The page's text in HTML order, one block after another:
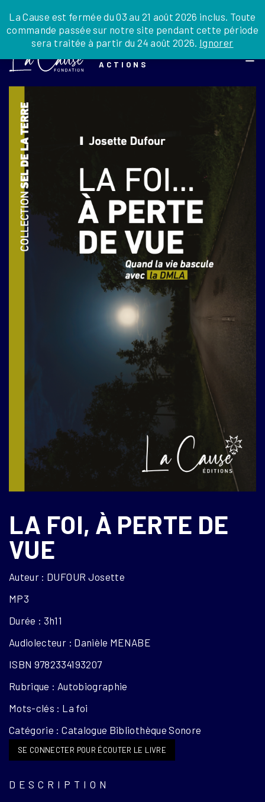
La Cause est fermée du 03 au 21 août 2026 inclus. Toute
commande passée sur notre site pendant cette période
sera traitée à partir du 24 août 2026. Ignorer
JE DONNE JE PARRAINE NOUS SOUTENIR
DEPUIS LA FRANCE
DEPUIS L’INTERNATIONAL
EN TANT QU’ORGANISATION
LEGS, LIBÉRALITÉS
0 ARTICLE
ACTIONS
LA FOI, À PERTE DE
VUE
Auteur : DUFOUR Josette
MP3
Durée : 3h11
Audiolecteur : Danièle MENABE
ISBN 9782334193207
Rubrique : Autobiographie
Mots-clés : La foi
Catégorie : Catalogue Bibliothèque Sonore
SE CONNECTER POUR ÉCOUTER LE LIVRE
DESCRIPTION